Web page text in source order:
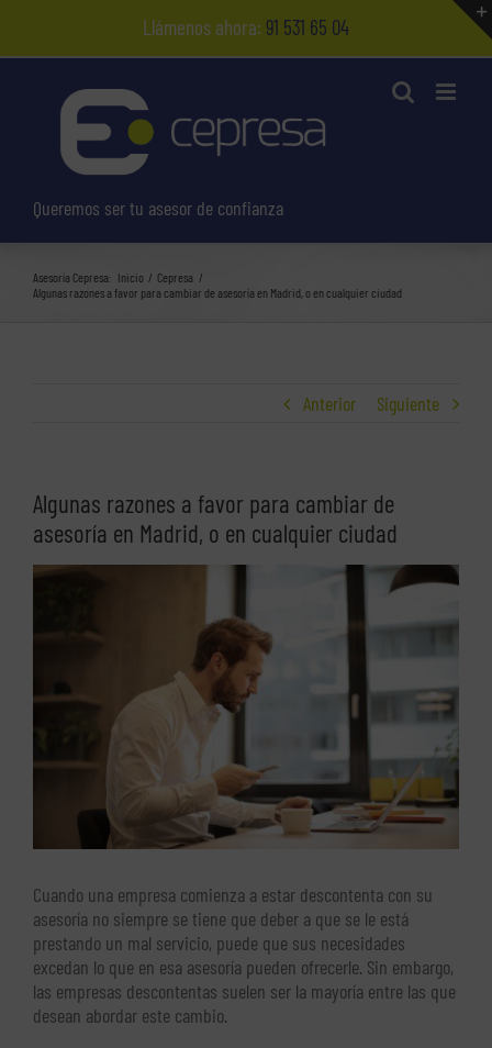
contenido
Llámenos ahora: 91 531 65 04
Queremos ser tu asesor de confianza
Asesoría Cepresa: Inicio
Cepresa
Algunas razones a favor para cambiar de asesoría en Madrid, o en cualquier ciudad
Anterior Siguiente
Algunas razones a favor para cambiar de
asesoría en Madrid, o en cualquier ciudad
Ver
Cuando una empresa comienza a estar descontenta con su
asesoría no siempre se tiene que deber a que se le está
prestando un mal servicio, puede que sus necesidades
excedan lo que en esa asesoría pueden ofrecerle. Sin embargo,
las empresas descontentas suelen ser la mayoría entre las que
desean abordar este cambio.